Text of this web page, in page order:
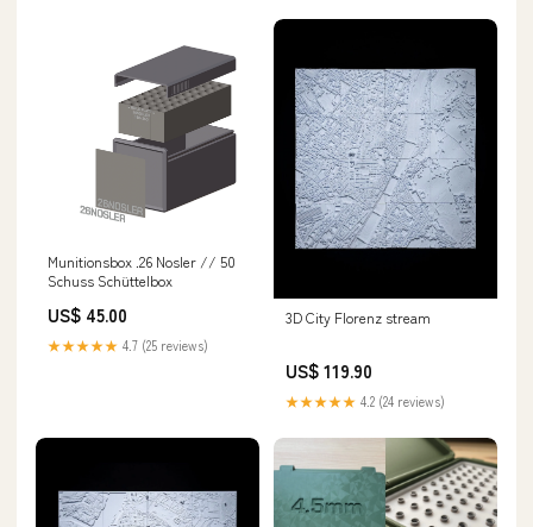
Munitionsbox .26 Nosler // 50
Schuss Schüttelbox
US$ 45.00
★★★★★ 4.7 (25 reviews)
3D City Florenz stream
US$ 119.90
★★★★★ 4.2 (24 reviews)